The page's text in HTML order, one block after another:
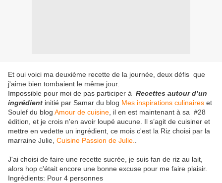
Et oui voici ma deuxième recette de la journée, deux défis que
j'aime bien tombaient le même jour.
Impossible pour moi de pas participer à Recettes autour d’un
ingrédient initié par Samar du blog Mes inspirations culinaires et
Soulef du blog Amour de cuisine , il en est maintenant à sa #28
édition, et je crois n'en avoir loupé aucune. Il s’agit de cuisiner et
mettre en vedette un ingrédient, ce mois c'est la Riz choisi par la
marraine Julie, Cuisine Passion de Julie.
J'ai choisi de faire une recette sucrée, je suis fan de riz au lait,
alors hop c'était encore une bonne excuse pour me faire plaisir.
Ingrédients: Pour 4 personnes